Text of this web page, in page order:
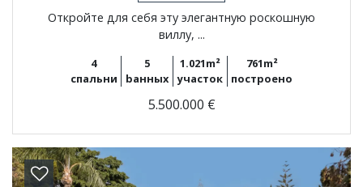
Откройте для себя эту элегантную роскошную
виллу, ...
4
спальни
5
bанных
1.021m²
участок
761m²
построено
5.500.000 €